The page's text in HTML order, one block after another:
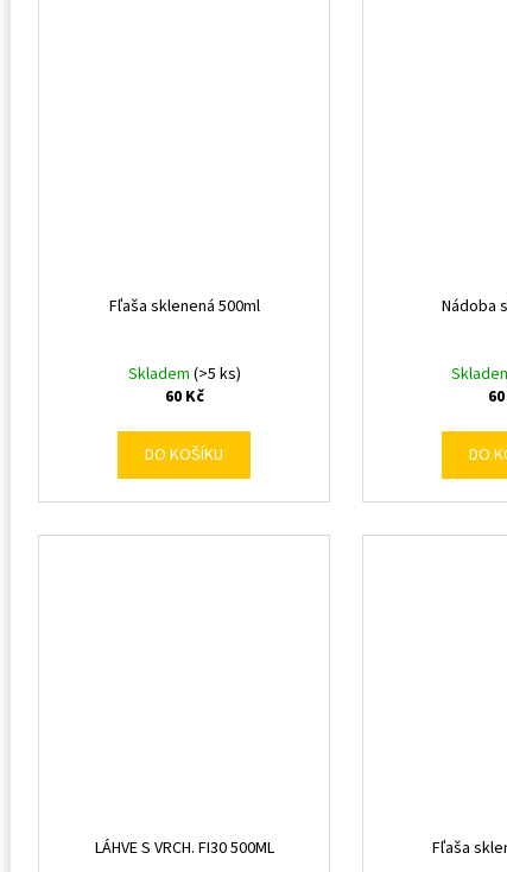
Fľaša sklenená 500ml
Skladem (>5 ks)
60 Kč
DO KOŠÍKU
Nádoba
DO
LÁHVE S VRCH. FI30 500ML Fľaša